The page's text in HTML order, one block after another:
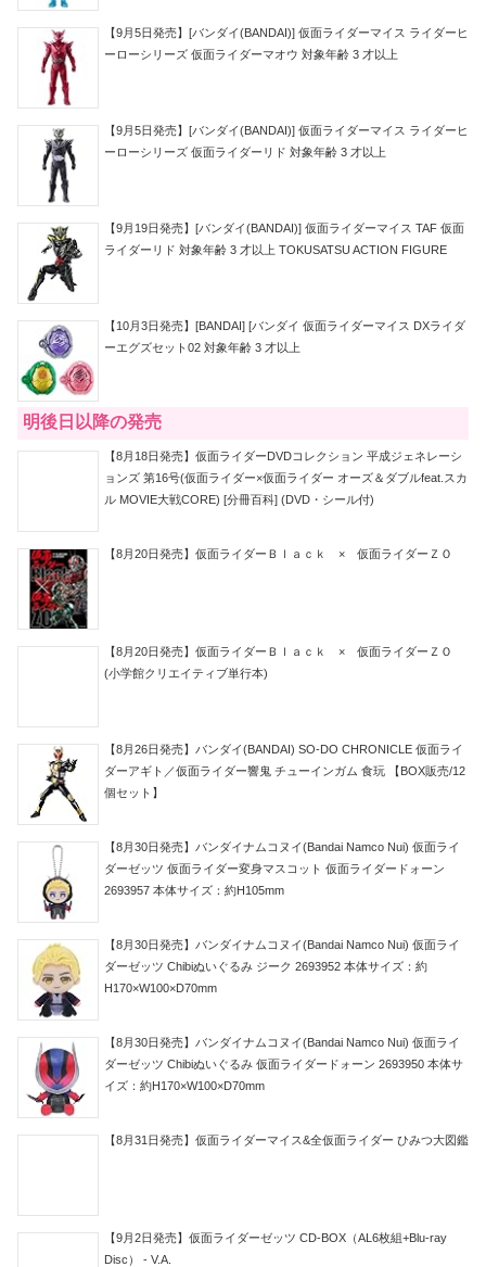
【9月5日発売】[バンダイ(BANDAI)] 仮面ライダーマイス ライダーヒ
ーローシリーズ 仮面ライダーマオウ 対象年齢 3 才以上
【9月5日発売】[バンダイ(BANDAI)] 仮面ライダーマイス ライダーヒ
ーローシリーズ 仮面ライダーリド 対象年齢 3 才以上
【9月19日発売】[バンダイ(BANDAI)] 仮面ライダーマイス TAF 仮面
ライダーリド 対象年齢 3 才以上 TOKUSATSU ACTION FIGURE
【10月3日発売】[BANDAI] [バンダイ 仮面ライダーマイス DXライダ
ーエグズセット02 対象年齢 3 才以上
明後日以降の発売
【8月18日発売】仮面ライダーDVDコレクション 平成ジェネレーシ
ョンズ 第16号(仮面ライダー×仮面ライダー オーズ＆ダブルfeat.スカ
ル MOVIE大戦CORE) [分冊百科] (DVD・シール付)
【8月20日発売】仮面ライダーＢｌａｃｋ × 仮面ライダーＺＯ
【8月20日発売】仮面ライダーＢｌａｃｋ × 仮面ライダーＺＯ
(小学館クリエイティブ単行本)
【8月26日発売】バンダイ(BANDAI) SO-DO CHRONICLE 仮面ライ
ダーアギト／仮面ライダー響鬼 チューインガム 食玩 【BOX販売/12
個セット】
【8月30日発売】バンダイナムコヌイ(Bandai Namco Nui) 仮面ライ
ダーゼッツ 仮面ライダー変身マスコット 仮面ライダードォーン
2693957 本体サイズ：約H105mm
【8月30日発売】バンダイナムコヌイ(Bandai Namco Nui) 仮面ライ
ダーゼッツ Chibiぬいぐるみ ジーク 2693952 本体サイズ：約
H170×W100×D70mm
【8月30日発売】バンダイナムコヌイ(Bandai Namco Nui) 仮面ライ
ダーゼッツ Chibiぬいぐるみ 仮面ライダードォーン 2693950 本体サ
イズ：約H170×W100×D70mm
【8月31日発売】仮面ライダーマイス&全仮面ライダー ひみつ大図鑑
【9月2日発売】仮面ライダーゼッツ CD-BOX（AL6枚組+Blu-ray
Disc） - V.A.